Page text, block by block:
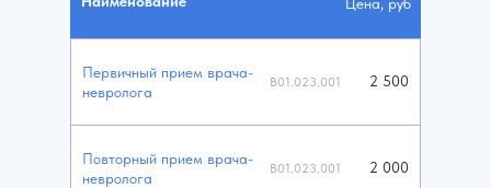
Повторный прием врача-
невролога
B01.023.001 2 000
Первичный прием врача-
невролога
B01.023.001 2 500